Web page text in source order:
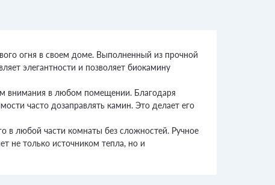
огня в своем доме. Выполненный из прочной
элегантности и позволяет биокамину
внимания в любом помещении. Благодаря
часто дозаправлять камин. Это делает его
в любой части комнаты без сложностей. Ручное
не только источником тепла, но и